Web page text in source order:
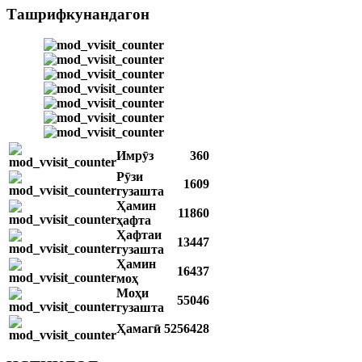
Ташрифкунандагон
Имрӯз
360
Рӯзи
гузашта
1609
Ҳамин
ҳафта
11860
Ҳафтаи
гузашта
13447
Ҳамин
моҳ
16437
Моҳи
гузашта
55046
Ҳамагӣ 5256428